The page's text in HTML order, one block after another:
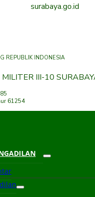
surabaya.go.id
REPUBLIK INDONESIA
III-10
61254